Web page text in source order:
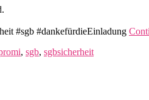
#sgb #dankefürdieEinladung
, sgb, sgbsicherheit